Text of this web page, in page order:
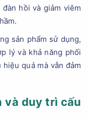
hồi và giảm viêm
sản phẩm sử dụng,
lý và khả năng phối
quả mà vẫn đảm
và duy trì cấu